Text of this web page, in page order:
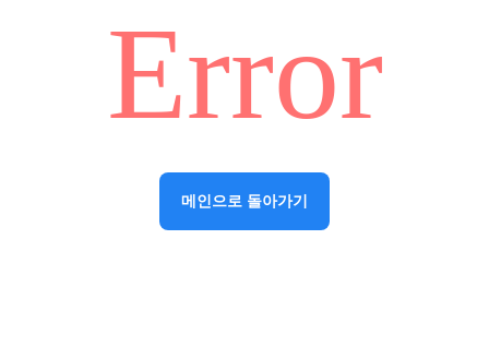
Error
메인으로 돌아가기